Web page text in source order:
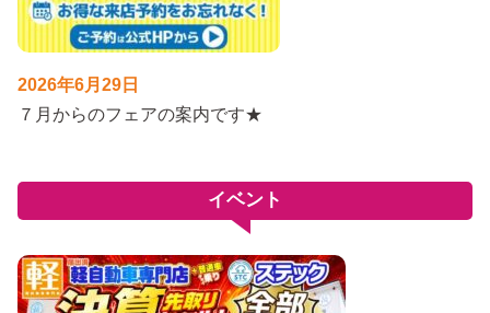
2026年6月29日
７月からのフェアの案内です★
イベント